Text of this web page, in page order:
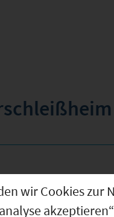
wir Cookies zur